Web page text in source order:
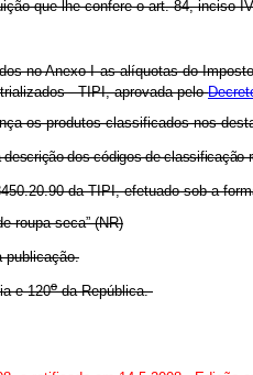
que lhe confere o art. 84, inciso
no Anexo I as alíquotas do
- TIPI, aprovada pelo
os produtos classificados nos
dos códigos de
da TIPI, efetuado sob a
roupa seca” (NR)
publicação.
e 120o da República.